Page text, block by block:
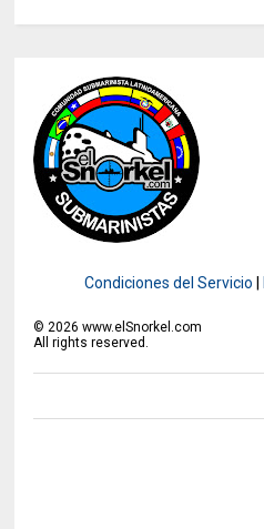
Condiciones del Servicio
© 2026 www.elSnorkel.com
All rights reserved.